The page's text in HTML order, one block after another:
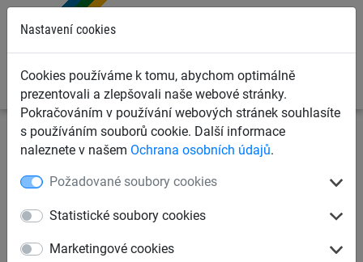
Nastavení cookies
Cookies používáme k tomu, abychom optimálně
prezentovali a zlepšovali naše webové stránky.
Pokračováním v používání webových stránek souhlasíte
s používáním souborů cookie. Další informace
naleznete v našem Ochrana osobních údajů.
Požadované soubory cookies
Statistické soubory cookies
Marketingové cookies
Záchytné bezpečnostní sítě
Záchytné sítě proti pádu
Záchytná síť PP 4,75 mm, 10
m x 10 m